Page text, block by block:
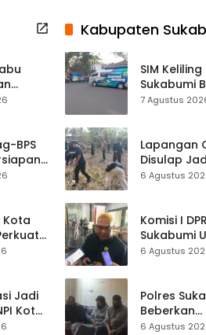
BPS
Data
Kota
Jadi
Kota
Kabupaten
SIM
Sukabumi
Layanan di
2026
7 Agustus
Lapangan
Disulap
Perayaan
Satukan
6 Agustus
Komisi I
Sukabumi
Rambut
2027
6 Agustus
Polres
Beberkan
Kronologi
6 Agustus